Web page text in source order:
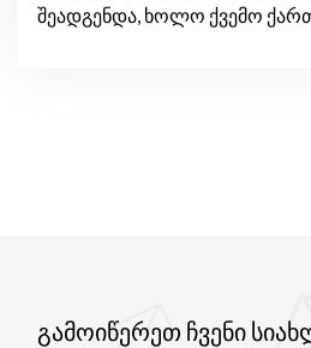
შეადგენდა, ხოლო ქვემო
გამოიწერეთ ჩვენი